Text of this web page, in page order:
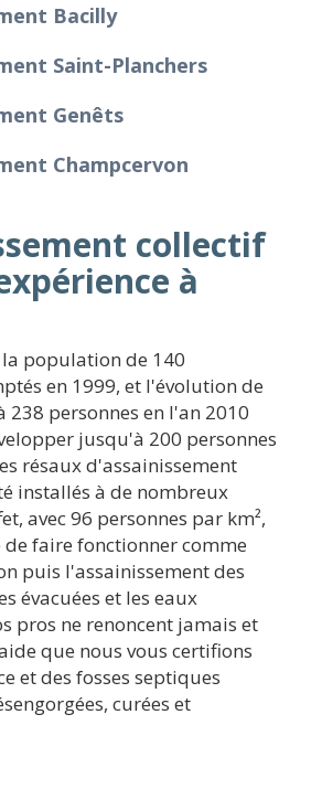
Bacilly
Saint-Planchers
Genêts
Champcervon
collectif
à
population de 140
en 1999, et l'évolution de
personnes en l'an 2010
jusqu'à 200 personnes
résaux d'assainissement
installés à de nombreux
avec 96 personnes par km²,
de faire fonctionner comme
puis l'assainissement des
évacuées et les eaux
pros ne renoncent jamais et
que nous vous certifions
et des fosses septiques
curées et